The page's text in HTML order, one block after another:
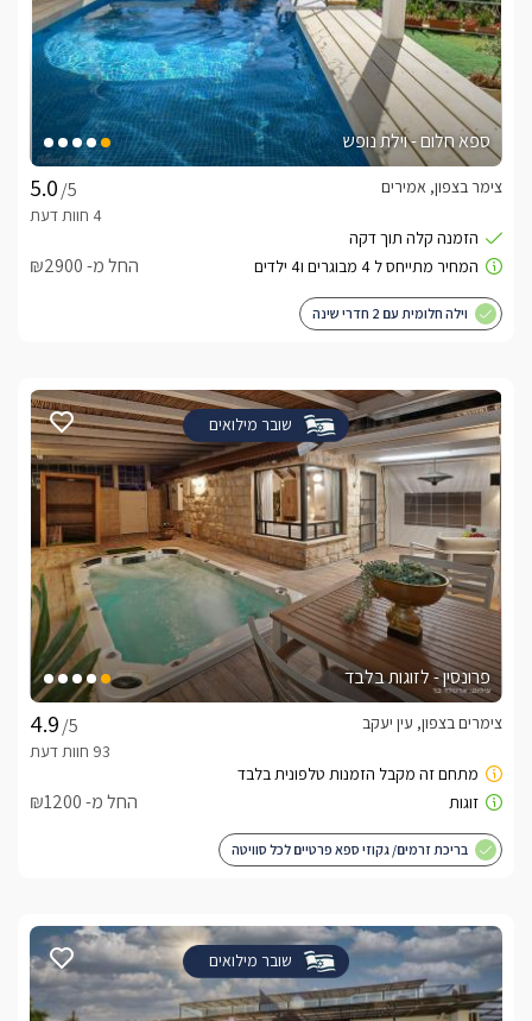
ספא חלום - וילת נופש
/5
צימר בצפון, אמירים
החל מ- ₪2900
וילה חלומית עם 2 חדרי שינה
שובר מילואים
פרונסין - לזוגות בלבד
/5
צימרים בצפון, עין יעקב
החל מ- ₪1200
בריכת זרמים/ גקוזי ספא פרטיים לכל סוויטה
שובר מילואים